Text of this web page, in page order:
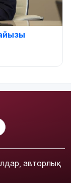
авторлық